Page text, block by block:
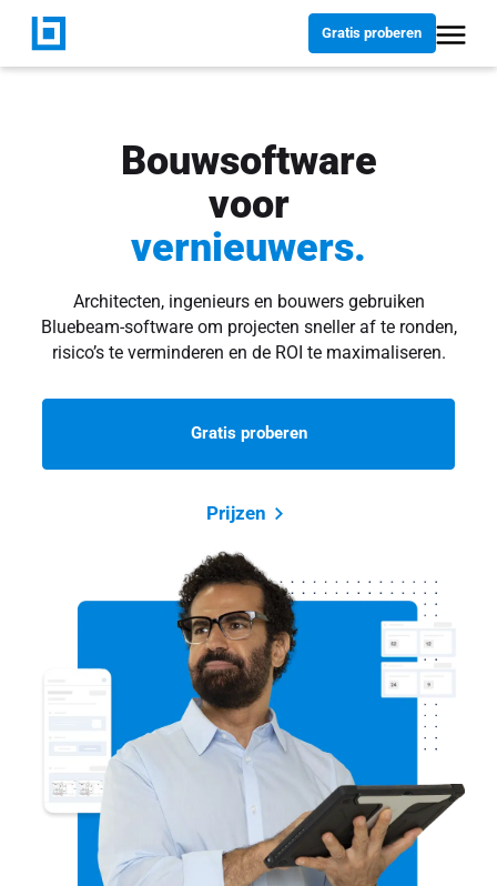
Gratis proberen
Bouwsoftware
voor
vernieuwers.
Architecten, ingenieurs en bouwers gebruiken
Bluebeam-software om projecten sneller af te ronden,
risico’s te verminderen en de ROI te maximaliseren.
Gratis proberen
Prijzen